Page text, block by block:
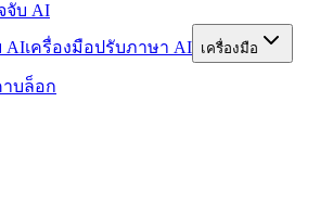
จับ AI
AIเครื่องมือปรับภาษา AI เครื่องมือ
บล็อก